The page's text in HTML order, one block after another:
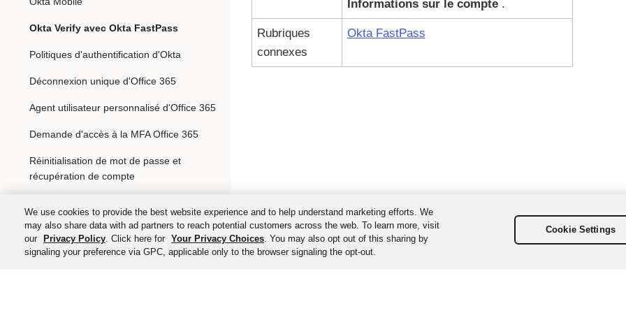
Okta Verify avec Okta FastPass
Politiques d'authentification d'Okta
Déconnexion unique d'Office 365
Agent utilisateur personnalisé d'Office 365
Demande d'accès à la MFA Office 365
Réinitialisation de mot de passe et
récupération de compte
Appels d'inscription
Adresse e-mail secondaire pour
Informations sur le compte .
Rubriques
connexes
Okta FastPass
We use cookies to provide the best website experience and to help understand marketing efforts. We
may also share data with ad partners to reach potential customers across the web. To learn more, visit
our
Privacy Policy. Click here for Your Privacy Choices. You may also opt out of this sharing by
signaling your preference via GPC, applicable only to the browser signaling the opt-out.
Cookie Settings